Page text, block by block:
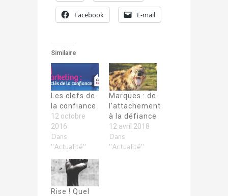
Facebook E-mail
Similaire
Les clefs de
la confiance
12 octobre
2016
Dans
"Actualité"
Marques : de
l’attachement
à la défiance
12 avril 2018
Dans
"Actualité"
Rise ! Quel